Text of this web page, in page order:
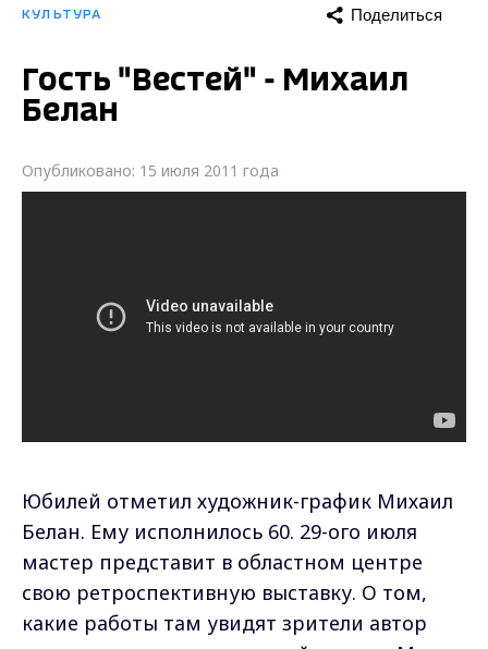
КУЛЬТУРА Поделиться
Гость "Вестей" - Михаил
Белан
Опубликовано: 15 июля 2011 года
Юбилей отметил художник-график Михаил
Белан. Ему исполнилось 60. 29-ого июля
мастер представит в областном центре
свою ретроспективную выставку. О том,
какие работы там увидят зрители автор